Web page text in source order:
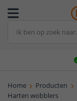
Home Producten
Harten wobblers